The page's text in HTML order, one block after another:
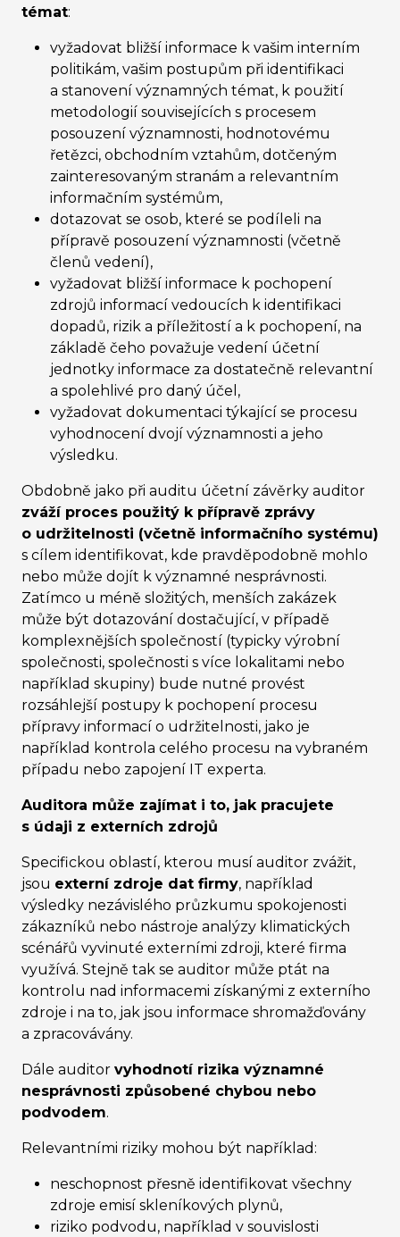
témat:
vyžadovat bližší informace k vašim interním
politikám, vašim postupům při identifikaci
a stanovení významných témat, k použití
metodologií souvisejících s procesem
posouzení významnosti, hodnotovému
řetězci, obchodním vztahům, dotčeným
zainteresovaným stranám a relevantním
informačním systémům,
dotazovat se osob, které se podíleli na
přípravě posouzení významnosti (včetně
členů vedení),
vyžadovat bližší informace k pochopení
zdrojů informací vedoucích k identifikaci
dopadů, rizik a příležitostí a k pochopení, na
základě čeho považuje vedení účetní
jednotky informace za dostatečně relevantní
a spolehlivé pro daný účel,
vyžadovat dokumentaci týkající se procesu
vyhodnocení dvojí významnosti a jeho
výsledku.
Obdobně jako při auditu účetní závěrky auditor
zváží proces použitý k přípravě zprávy
o udržitelnosti (včetně informačního systému)
s cílem identifikovat, kde pravděpodobně mohlo
nebo může dojít k významné nesprávnosti.
Zatímco u méně složitých, menších zakázek
může být dotazování dostačující, v případě
komplexnějších společností (typicky výrobní
společnosti, společnosti s více lokalitami nebo
například skupiny) bude nutné provést
rozsáhlejší postupy k pochopení procesu
přípravy informací o udržitelnosti, jako je
například kontrola celého procesu na vybraném
případu nebo zapojení IT experta.
Auditora může zajímat i to, jak pracujete
s údaji z externích zdrojů
Specifickou oblastí, kterou musí auditor zvážit,
jsou externí zdroje dat firmy, například
výsledky nezávislého průzkumu spokojenosti
zákazníků nebo nástroje analýzy klimatických
scénářů vyvinuté externími zdroji, které firma
využívá. Stejně tak se auditor může ptát na
kontrolu nad informacemi získanými z externího
zdroje i na to, jak jsou informace shromažďovány
a zpracovávány.
Dále auditor vyhodnotí rizika významné
nesprávnosti způsobené chybou nebo
podvodem.
Relevantními riziky mohou být například:
neschopnost přesně identifikovat všechny
zdroje emisí skleníkových plynů,
riziko podvodu, například v souvislosti